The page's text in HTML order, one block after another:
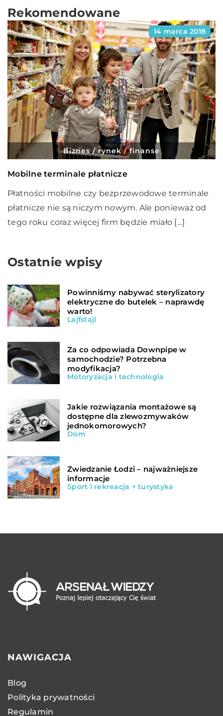
Rekomendowane
14 marca 2018
Biznes / rynek / finanse
Mobilne terminale płatnicze
Płatności mobilne czy bezprzewodowe terminale
płatnicze nie są niczym nowym. Ale ponieważ od
tego roku coraz więcej firm będzie miało […]
Ostatnie wpisy
Powinniśmy nabywać sterylizatory
elektryczne do butelek – naprawdę
warto!
Lajfstajl
Za co odpowiada Downpipe w
samochodzie? Potrzebna
modyfikacja?
Motoryzacja i technologia
Jakie rozwiązania montażowe są
dostępne dla zlewozmywaków
jednokomorowych?
Dom
Zwiedzanie Łodzi – najważniejsze
informacje
Sport i rekreacja + turystyka
NAWIGACJA
Blog
Polityka prywatności
Regulamin